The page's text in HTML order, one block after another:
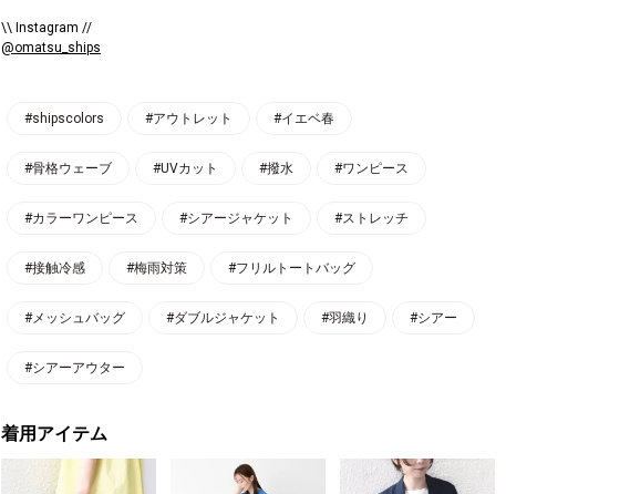
\\ Instagram //
@omatsu_ships
#shipscolors #アウトレット #イエベ春
#骨格ウェーブ #UVカット #撥水 #ワンピース
#カラーワンピース #シアージャケット #ストレッチ
#接触冷感 #梅雨対策 #フリルトートバッグ
#メッシュバッグ #ダブルジャケット #羽織り #シアー
#シアーアウター
着用アイテム